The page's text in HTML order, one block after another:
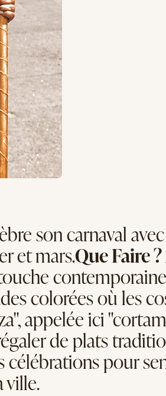
son carnaval
et mars.Que Faire ?
colorées où les
appelée ici
de plats
célébrations pour
ville.